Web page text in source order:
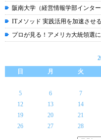
阪南大学（経営情報学部インタ
ITメソッド 実践活用を加速させ
プロが見る！アメリカ大統領選
日
月 火
5
6 7
12
13 14
19
20 21
26
27 28